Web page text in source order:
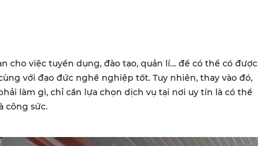
cho việc tuyển dụng, đào tạo, quản lí… để có thể có được
với đạo đức nghề nghiệp tốt. Tuy nhiên, thay vào đó,
làm gì, chỉ cần lựa chọn dịch vụ tại nơi uy tín là có thể
công sức.